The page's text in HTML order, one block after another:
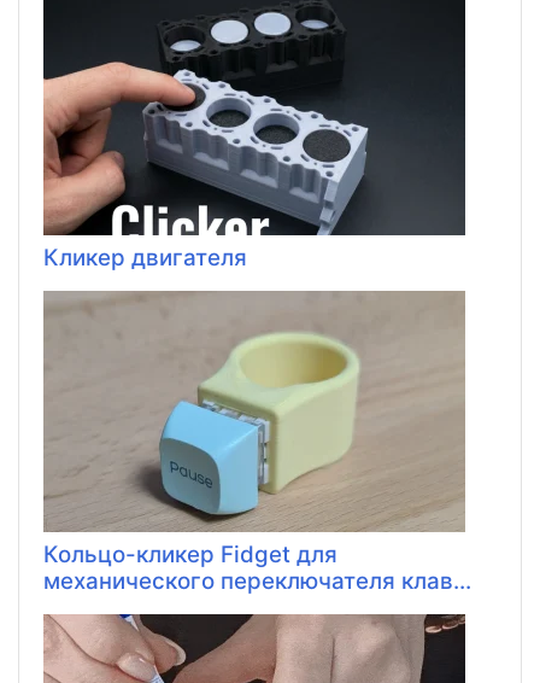
Кликер двигателя
Кольцо-кликер Fidget для
механического переключателя клав...